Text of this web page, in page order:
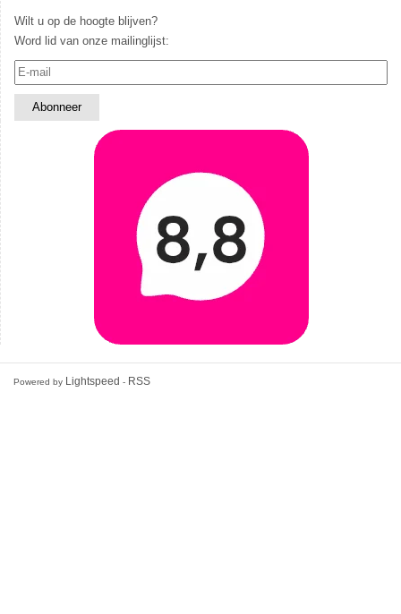
Wilt u op de hoogte blijven?
Word lid van onze mailinglijst:
Powered by Lightspeed - RSS